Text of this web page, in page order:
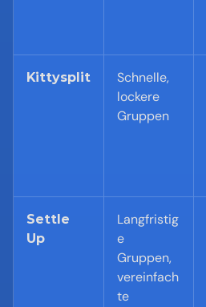
Kittysplit
Schnelle,
lockere
Gruppen
Settle
Up
Langfristig
e
Gruppen,
vereinfach
te